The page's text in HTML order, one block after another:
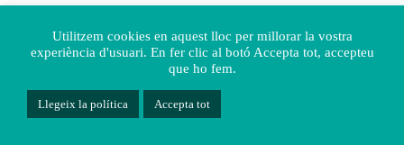
Utilitzem cookies en aquest lloc per millorar la vostra
experiència d'usuari. En fer clic al botó Accepta tot, accepteu
que ho fem.
Llegeix la política Accepta tot